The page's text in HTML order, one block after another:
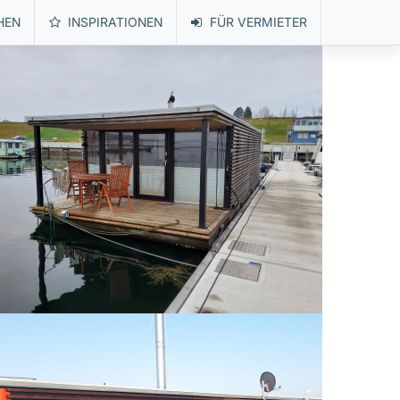
INSPIRATIONEN FÜR VERMIETER